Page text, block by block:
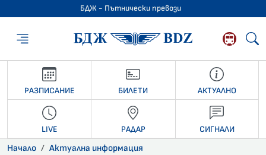
БДЖ - Пътнически превози
БДЖ -
РАЗПИСАНИЕ БИЛЕТИ АКТУАЛНО
LIVE РАДАР СИГНАЛИ
Начало Актуална информация